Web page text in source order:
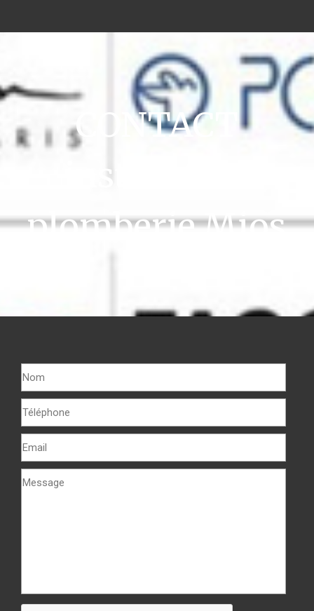
CONTACT
installation
plomberie Mios